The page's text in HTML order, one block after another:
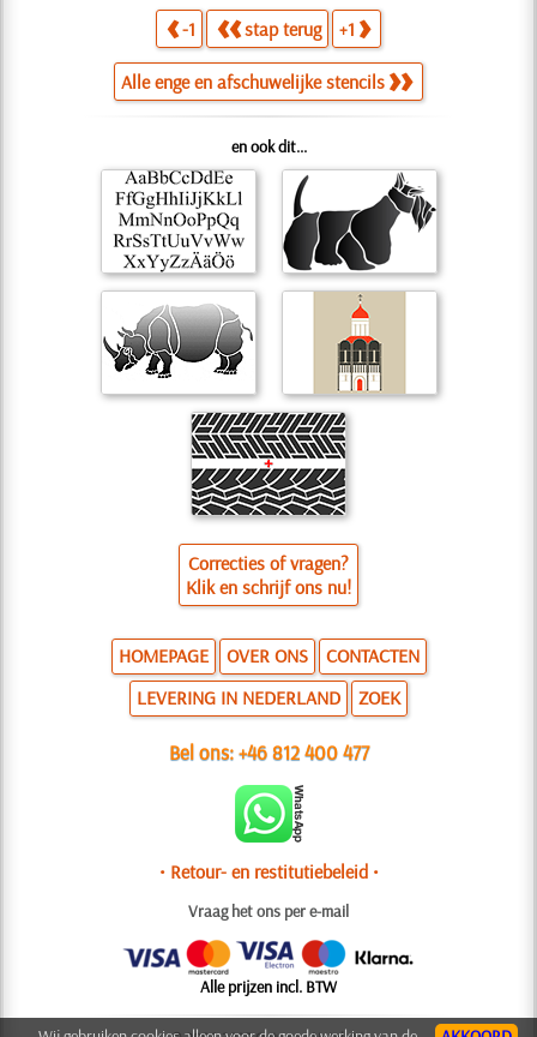
-1 stap terug +1
Alle enge en afschuwelijke stencils
en ook dit...
Correcties of vragen?
Klik en schrijf ons nu!
HOMEPAGE OVER ONS
CONTACTEN
LEVERING IN NEDERLAND
ZOEK
Bel ons:+46 812 400 477
• Retour- en restitutiebeleid •
Vraag het ons per e-mail
Alle prijzen incl. BTW